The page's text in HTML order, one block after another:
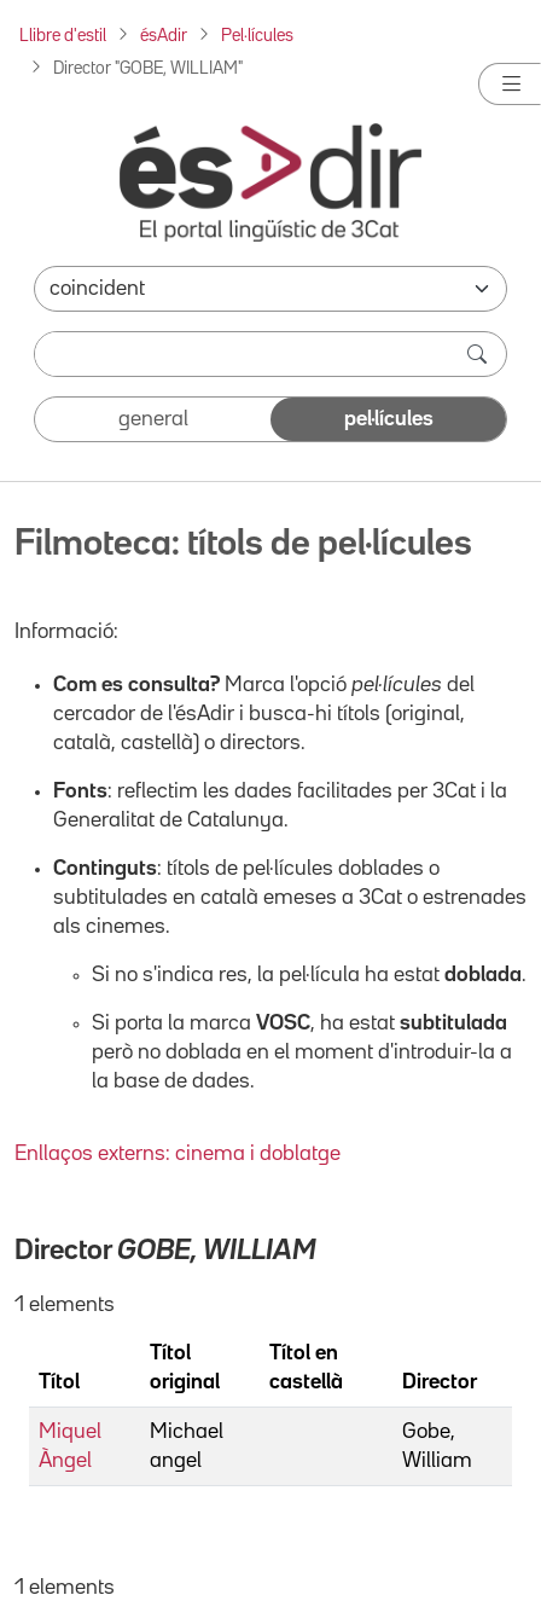
Llibre d'estil ésAdir Pel·lícules
Director "GOBE, WILLIAM"
general pel·lícules
Filmoteca: títols de pel·lícules
Informació:
Com es consulta? Marca l'opció pel·lícules del
cercador de l'ésAdir i busca-hi títols (original,
català, castellà) o directors.
Fonts: reflectim les dades facilitades per 3Cat i la
Generalitat de Catalunya.
Continguts: títols de pel·lícules doblades o
subtitulades en català emeses a 3Cat o estrenades
als cinemes.
Si no s'indica res, la pel·lícula ha estat doblada.
Si porta la marca VOSC, ha estat subtitulada
però no doblada en el moment d'introduir-la a
la base de dades.
Enllaços externs: cinema i doblatge
DirectorGOBE, WILLIAM
1 elements
Títol
Títol
original
Títol en
castellà
Director
Miquel
Àngel
Michael
angel
Gobe,
William
1 elements